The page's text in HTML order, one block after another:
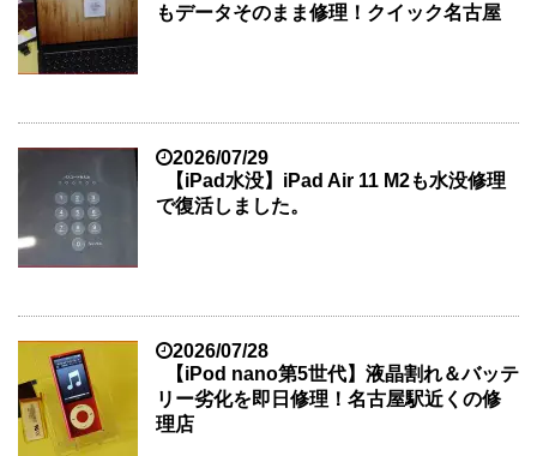
もデータそのまま修理！クイック名古屋
2026/07/29
【iPad水没】iPad Air 11 M2も水没修理
で復活しました。
2026/07/28
【iPod nano第5世代】液晶割れ＆バッテ
リー劣化を即日修理！名古屋駅近くの修
理店